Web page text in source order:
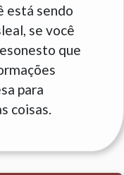
está sendo
se você
que
para
coisas.